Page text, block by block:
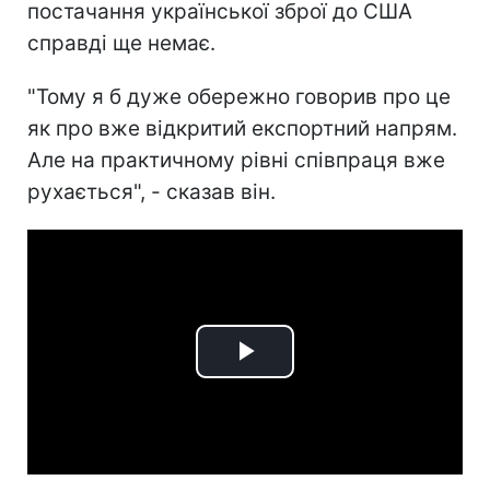
постачання української зброї до США
справді ще немає.
"Тому я б дуже обережно говорив про це
як про вже відкритий експортний напрям.
Але на практичному рівні співпраця вже
рухається", - сказав він.
Play